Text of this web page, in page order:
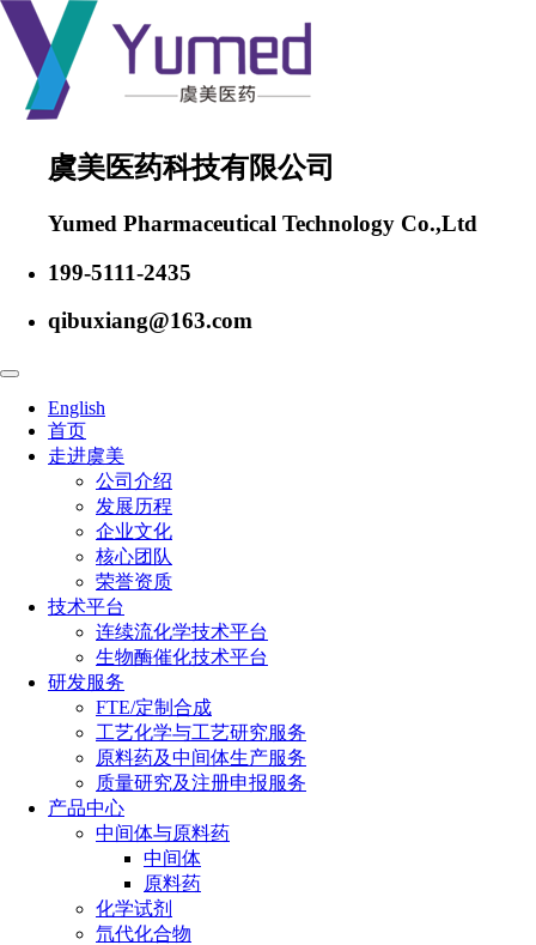
虞美医药科技有限公司
Yumed Pharmaceutical Technology Co.,Ltd
199-5111-2435
qibuxiang@163.com
English
首页
走进虞美
公司介绍
发展历程
企业文化
核心团队
荣誉资质
技术平台
连续流化学技术平台
生物酶催化技术平台
研发服务
FTE/定制合成
工艺化学与工艺研究服务
原料药及中间体生产服务
质量研究及注册申报服务
产品中心
中间体与原料药
中间体
原料药
化学试剂
氘代化合物